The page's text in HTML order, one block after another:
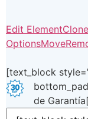
Edit Element
OptionsMove
[text_block
de